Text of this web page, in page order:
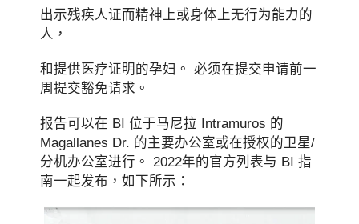
出示残疾人证而精神上或身体上无行为能力的
人，
和提供医疗证明的孕妇。 必须在提交申请前一
周提交豁免请求。
报告可以在 BI 位于马尼拉 Intramuros 的
Magallanes Dr. 的主要办公室或在授权的卫星/
分机办公室进行。 2022年的官方列表与 BI 指
南一起发布，如下所示：